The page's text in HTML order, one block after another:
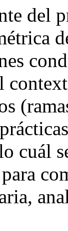
del
cuál